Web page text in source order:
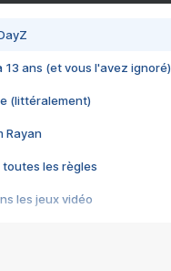
13 ans (et vous l'avez ignoré)
(littéralement)
Rayan
toutes les règles
les jeux vidéo